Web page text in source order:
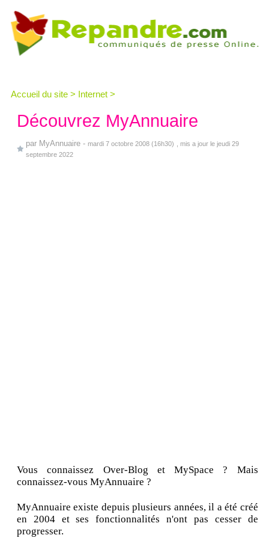
Accueil du site > Internet >
Découvrez MyAnnuaire
par MyAnnuaire - mardi 7 octobre 2008 (16h30)
, mis a jour le jeudi 29
septembre 2022
Vous connaissez Over-Blog et MySpace ? Mais
connaissez-vous MyAnnuaire ?
MyAnnuaire existe depuis plusieurs années, il a été créé
en 2004 et ses fonctionnalités n'ont pas cesser de
progresser.